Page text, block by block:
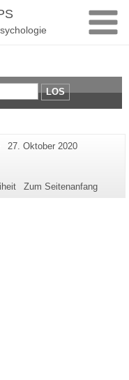
LOS
Letzte
27. Oktober 2020
Zum Seitenanfang